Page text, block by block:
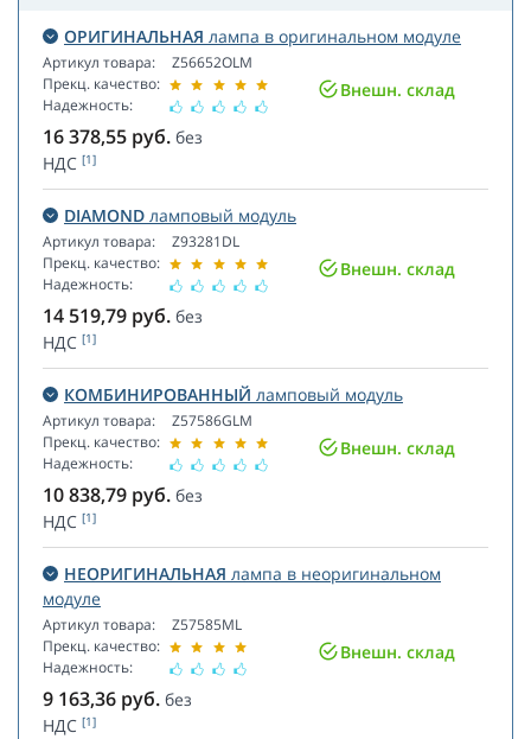
ОРИГИНАЛЬНАЯ лампа в оригинальном модуле
Артикул товара:
Прекц. качество:
Надежность:
Z56652OLM
Внешн. склад
16 378,55 руб. без
НДС [1]
DIAMOND ламповый модуль
Артикул товара:
Прекц. качество:
Надежность:
Z93281DL
Внешн. склад
14 519,79 руб. без
НДС [1]
КОМБИНИРОВАННЫЙ ламповый модуль
Артикул товара:
Прекц. качество:
Надежность:
Z57586GLM
Внешн. склад
10 838,79 руб. без
НДС [1]
НЕОРИГИНАЛЬНАЯ лампа в неоригинальном
модуле
Артикул товара:
Прекц. качество:
Надежность:
Z57585ML
Внешн. склад
9 163,36 руб. без
НДС [1]